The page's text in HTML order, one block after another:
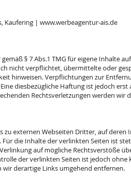
Kaufering | www.werbeagentur-ais.de
§ 7 Abs.1 TMG für eigene Inhalte
nicht verpflichtet, übermittelte oder
hinweisen. Verpflichtungen zur
diesbezügliche Haftung ist jedoch
Rechtsverletzungen werden wir
zu externen Webseiten Dritter, auf
die Inhalte der verlinkten Seiten ist
auf mögliche Rechtsverstöße
der verlinkten Seiten ist jedoch
wir derartige Links umgehend entfernen.